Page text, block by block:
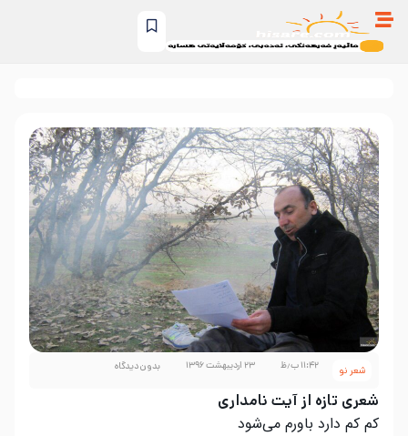
شعر نو ۱۱:۴۲ ب٫ظ ۲۳ اردیبهشت ۱۳۹۶ بدون دیدگاه
شعری تازه از آیت نامداری
کم کم دارد باورم می‌شود